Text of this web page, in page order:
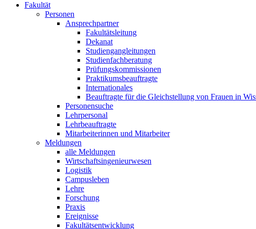
Fakultät
Personen
Ansprechpartner
Fakultätsleitung
Dekanat
Studiengangleitungen
Studienfachberatung
Prüfungskommissionen
Praktikumsbeauftragte
Internationales
Beauftragte für die Gleichstellung von Frauen in
Personensuche
Lehrpersonal
Lehrbeauftragte
Mitarbeiterinnen und Mitarbeiter
Meldungen
alle Meldungen
Wirtschaftsingenieurwesen
Logistik
Campusleben
Lehre
Forschung
Praxis
Ereignisse
Fakultätsentwicklung